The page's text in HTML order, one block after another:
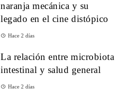
naranja mecánica y su
legado en el cine distópico
Hace 2 días
La relación entre microbiota
intestinal y salud general
Hace 2 días